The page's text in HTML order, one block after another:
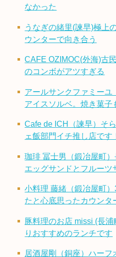
なかった
うなぎの緒里(諫早)極上
ウンターで向き合う
CAFE OZIMOC(外海)古
のコンボがアツすぎる
アールサンクファミー
アイスソルベ。焼き菓子
Cafe de ICH（諫早）そ
ェ飯部門イチ推し店です
珈琲 冨士男（鍛冶屋町
エッグサンドとフルーツ
小料理 藤緒（鍛冶屋町
たと心底思ったカウンタ
豚料理のお店 missi (長
りおすすめのランチです
居酒屋剛（銅座）ハー